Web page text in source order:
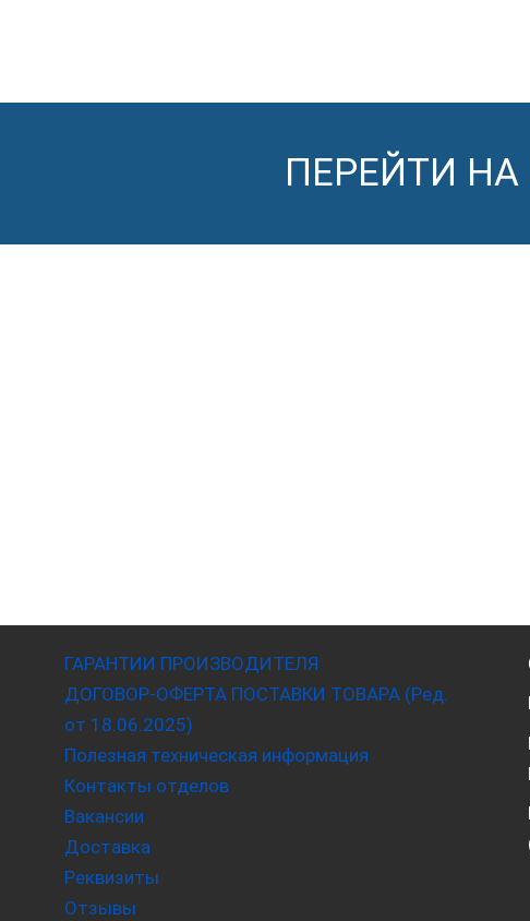
ПЕРЕЙТИ
ГАРАНТИИ ПРОИЗВОДИТЕЛЯ
ДОГОВОР-ОФЕРТА ПОСТАВКИ ТОВАРА (Ред.
от 18.06.2025)
Полезная техническая информация
Контакты отделов
Вакансии
Доставка
Реквизиты
Отзывы